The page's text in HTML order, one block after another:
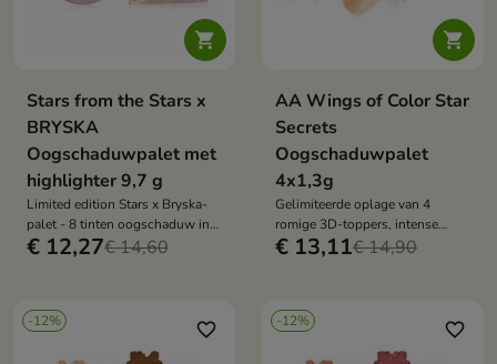

Stars from the Stars x
BRYSKA
Oogschaduwpalet met
highlighter 9,7 g
Limited edition Stars x Bryska-
palet - 8 tinten oogschaduw in
matte en glanzende
€ 12,27€ 14,60

AA Wings of Color Star
Secrets
Oogschaduwpalet
4x1,3g
Gelimiteerde oplage van 4
romige 3D-toppers, intense
glans, langdurige formule,
€ 13,11€ 14,90
-12% favorite_border -12% favorite_border